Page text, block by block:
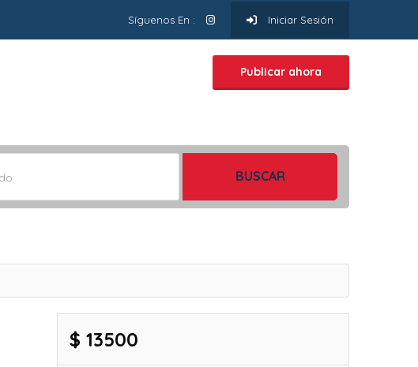
Iniciar Sesión
Síguenos En :
Publicar ahora
BUSCAR
$ 13500